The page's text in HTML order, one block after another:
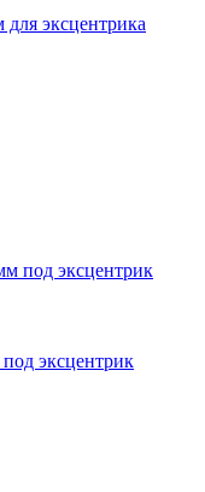
эксцентрика
эксцентрик